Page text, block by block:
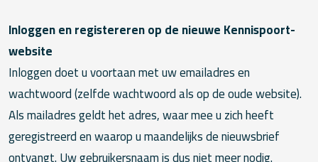
Inloggen en registereren op de nieuwe Kennispoort-
website
Inloggen doet u voortaan met uw emailadres en
wachtwoord (zelfde wachtwoord als op de oude website).
Als mailadres geldt het adres, waar mee u zich heeft
geregistreerd en waarop u maandelijks de nieuwsbrief